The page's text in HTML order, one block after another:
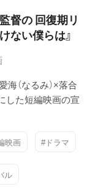
督の回復期リ
ない僕らは』
海（なるみ）×落合
した短編映画の宣
映画 #ドラマ
ル